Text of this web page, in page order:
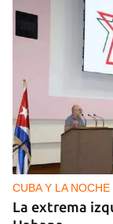
CUBA Y LA NOCHE
La extrema